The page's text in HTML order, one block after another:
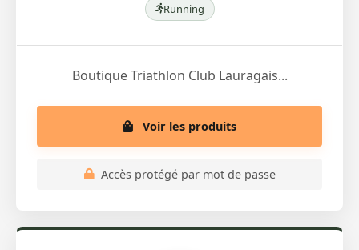
Running
Boutique Triathlon Club Lauragais...
Voir les produits
Accès protégé par mot de passe